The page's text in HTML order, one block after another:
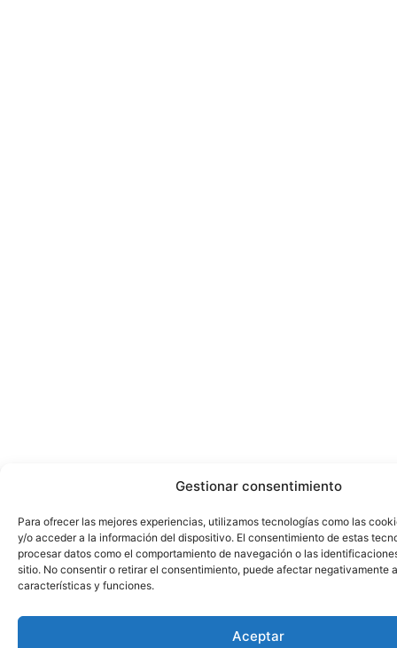
Gestionar consentimiento
Para ofrecer las mejores experiencias, utilizamos tecnologías como las
y/o acceder a la información del dispositivo. El consentimiento de estas
procesar datos como el comportamiento de navegación o las
sitio. No consentir o retirar el consentimiento, puede afectar negativamente
características y funciones.
Aceptar